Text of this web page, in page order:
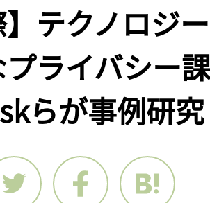
】テクノロジ
ライバシー
らが事例研究